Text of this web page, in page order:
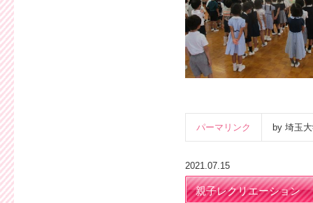
パーマリンク by 埼玉
2021.07.15
親子レクリエーション